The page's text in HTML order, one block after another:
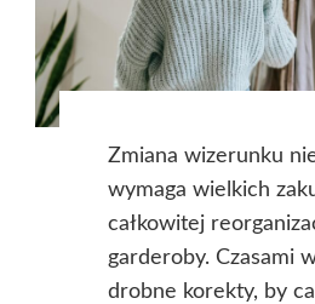
Zmiana wizerunku
wymaga wielkich
całkowitej
garderoby. Czasami
drobne korekty, by